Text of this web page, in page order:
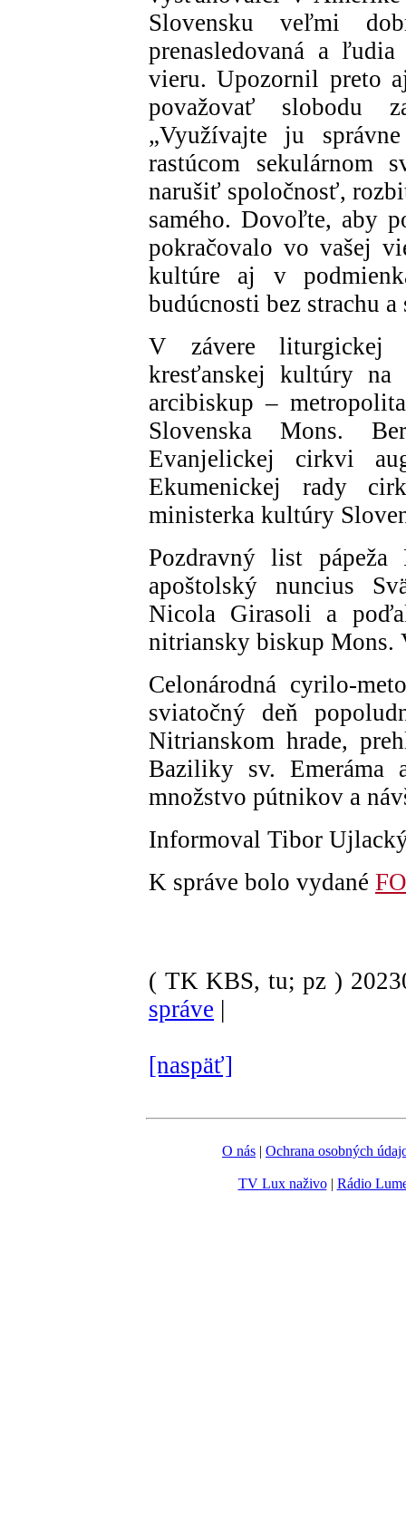
Slovensku veľmi
prenasledovaná a
vieru. Upozornil preto
považovať slobodu
„Využívajte ju
rastúcom sekulárnom
narušiť spoločnosť,
samého. Dovoľte, aby
pokračovalo vo vašej
kultúre aj v
budúcnosti bez strachu
V závere liturgickej
kresťanskej kultúry
arcibiskup –
Slovenska Mons.
Evanjelickej cirkvi
Ekumenickej rady
ministerka kultúry
Pozdravný list
apoštolský nuncius
Nicola Girasoli a
nitriansky biskup Mons.
Celonárodná cyrilo-
sviatočný deň
Nitrianskom hrade,
Baziliky sv. Emeráma
množstvo pútnikov a
Informoval Tibor
K správe bolo vydané
( TK KBS, tu; pz )
správe |
[naspäť]
O nás | Ochrana osobných
TV Lux naživo| Rádio